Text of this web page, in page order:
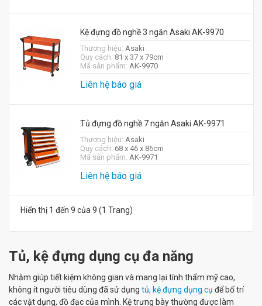
Kệ đựng đồ nghề 3 ngăn Asaki AK-9970
Thương hiệu: Asaki
Quy cách: 81 x 37 x 79cm
Mã sản phẩm: AK-9970
Liên hệ báo giá
Tủ đựng đồ nghề 7 ngăn Asaki AK-9971
Thương hiệu: Asaki
Quy cách: 68 x 46 x 86cm
Mã sản phẩm: AK-9971
Liên hệ báo giá
Hiển thị 1 đến 9 của 9 (1 Trang)
Tủ, kệ đựng dụng cụ đa năng
Nhằm giúp tiết kiệm không gian và mang lại tính thẩm mỹ cao,
không ít người tiêu dùng đã sử dụng tủ, kệ đựng dụng cụ để bố trí
các vật dụng, đồ đạc của mình. Kệ trưng bày thường được làm